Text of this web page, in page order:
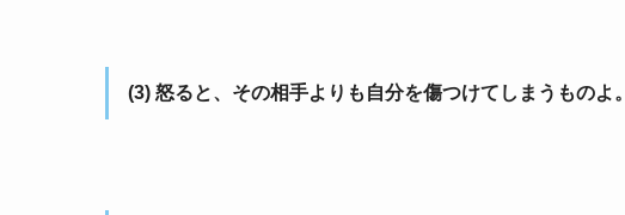
(3) 怒ると、その相手よりも自分を傷つけてしまうものよ。